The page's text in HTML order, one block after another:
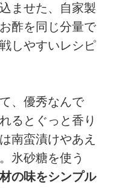
ませた、自家製
酢を同じ分量で
しやすいレシピ
、優秀なんで
るとぐっと香り
南蛮漬けやあえ
氷砂糖を使う
の味をシンプル